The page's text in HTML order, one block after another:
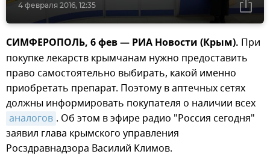
4 февраля 2016, 12:35
СИМФЕРОПОЛЬ, 6 фев — РИА Новости (Крым). При
покупке лекарств крымчанам нужно предоставить
право самостоятельно выбирать, какой именно
приобретать препарат. Поэтому в аптечных сетях
должны информировать покупателя о наличии всех
аналогов . Об этом в эфире радио "Россия сегодня"
заявил глава крымского управления
Росздравнадзора Василий Климов.